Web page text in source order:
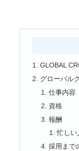
GLOBAL
グローバル
仕事内容
資格
報酬
忙しい
採用まで